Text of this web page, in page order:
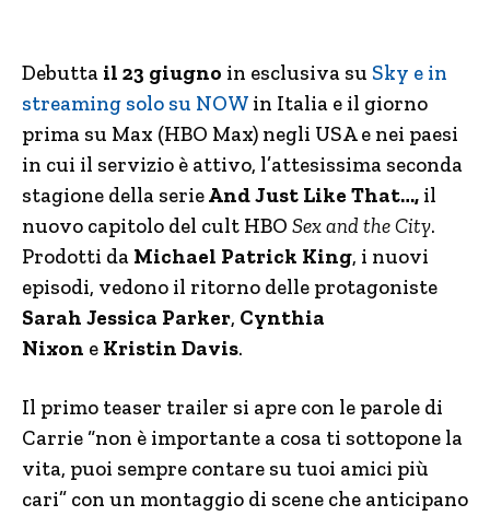
Debutta il 23 giugno in esclusiva su Sky e in
streaming solo su NOW in Italia e il giorno
prima su Max (HBO Max) negli USA e nei paesi
in cui il servizio è attivo, l’attesissima seconda
stagione della serieAnd Just Like That…, il
nuovo capitolo del cult HBO Sex and the City.
Prodotti da Michael Patrick King, i nuovi
episodi, vedono il ritorno delle protagoniste
Sarah Jessica Parker, Cynthia
Nixon e Kristin Davis.
Il primo teaser trailer si apre con le parole di
Carrie “non è importante a cosa ti sottopone la
vita, puoi sempre contare su tuoi amici più
cari” con un montaggio di scene che anticipano